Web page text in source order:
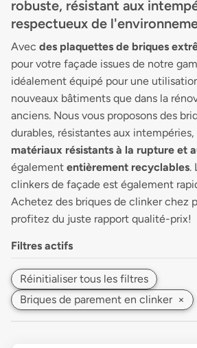
robuste, résistant aux
respectueux de
Avec des plaquettes de briques
pour votre façade issues de notre
idéalement équipé pour une
nouveaux bâtiments que dans la
anciens. Nous vous proposons des
durables, résistantes aux intempéries,
matériaux résistants à la rupture et
également entièrement recyclables.
clinkers de façade est également
Achetez des briques de clinker chez
profitez du juste rapport qualité-prix!
Filtres actifs
Réinitialiser tous les filtres
Briques de parement en clinker ×